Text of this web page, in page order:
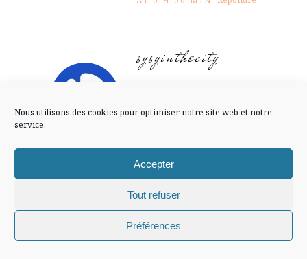
Nous utilisons des cookies pour optimiser notre site web et notre
service.
Accepter
Tout refuser
Préférences
sysyinthecity
AT 0 H 00 MIN Répondre
Arwen
Mentions légales Confidentialité